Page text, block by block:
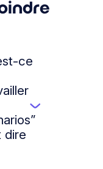
ce
dire
▼